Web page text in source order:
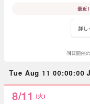
最近
詳し
同日開催
Tue Aug 11 00:00:00
8/11 (火)